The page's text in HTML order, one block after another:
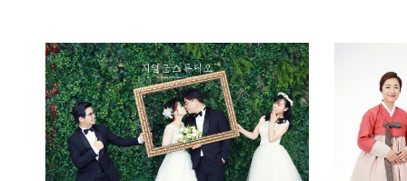
인천 송도 지열군스튜디오 드레스가족사진
행복한 초록
view
인천 송